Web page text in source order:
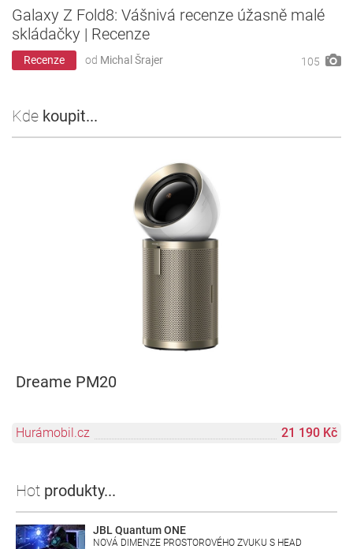
Galaxy Z Fold8: Vášnivá recenze úžasně malé
skládačky | Recenze
Recenze od Michal Šrajer 105
Kde koupit...
Dreame PM20
Hurámobil.cz 21 190 Kč
Hot produkty...
JBL Quantum ONE
NOVÁ DIMENZE PROSTOROVÉHO ZVUKU S HEAD